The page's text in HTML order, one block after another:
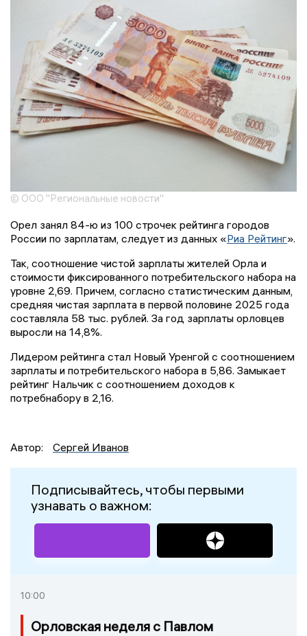
© ООО "Региональные новости"
Орел занял 84-ю из 100 строчек рейтинга городов
России по зарплатам, следует из данных «Риа Рейтинг».
Так, соотношение чистой зарплаты жителей Орла и
стоимости фиксированного потребительского набора на
уровне 2,69. Причем, согласно статистическим данным,
средняя чистая зарплата в первой половине 2025 года
составляла 58 тыс. рублей. За год зарплаты орловцев
выросли на 14,8%.
Лидером рейтинга стал Новый Уренгой с соотношением
зарплаты и потребительского набора в 5,86. Замыкает
рейтинг Нальчик с соотношением доходов к
потребнабору в 2,16.
Автор: Сергей Иванов
Подписывайтесь, чтобы первыми
узнавать о важном:
10:00
Орловская неделя с Павлом